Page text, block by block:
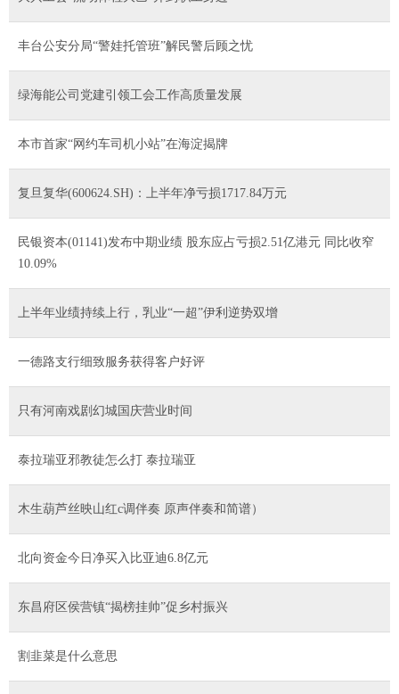
丰台公安分局“警娃托管班”解民警后顾之忧
绿海能公司党建引领工会工作高质量发展
本市首家“网约车司机小站”在海淀揭牌
复旦复华(600624.SH)：上半年净亏损1717.84万元
民银资本(01141)发布中期业绩 股东应占亏损2.51亿港元 同比收窄
10.09%
上半年业绩持续上行，乳业“一超”伊利逆势双增
一德路支行细致服务获得客户好评
只有河南戏剧幻城国庆营业时间
泰拉瑞亚邪教徒怎么打 泰拉瑞亚
木生葫芦丝映山红c调伴奏 原声伴奏和简谱）
北向资金今日净买入比亚迪6.8亿元
东昌府区侯营镇“揭榜挂帅”促乡村振兴
割韭菜是什么意思